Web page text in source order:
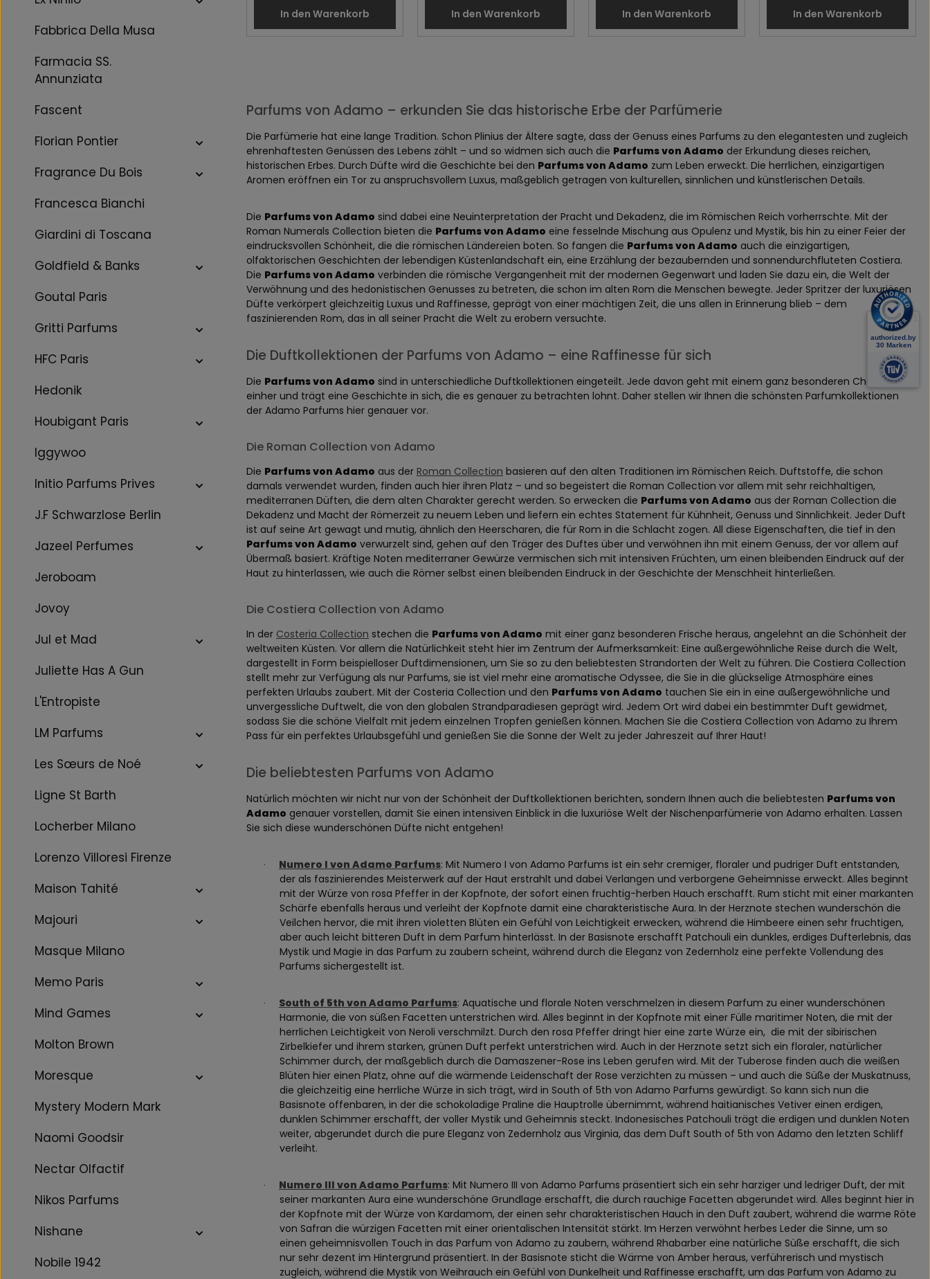
Fabbrica Della Musa
Farmacia SS.
Annunziata
Fascent
Florian Pontier
Fragrance Du Bois
Francesca Bianchi
Giardini di Toscana
Goldfield & Banks
Goutal Paris
Gritti Parfums
HFC Paris
Hedonik
Houbigant Paris
Iggywoo
Initio Parfums Prives
J.F Schwarzlose Berlin
Jazeel Perfumes
Jeroboam
Jovoy
Jul et Mad
Juliette Has A Gun
L'Entropiste
LM Parfums
Les Sœurs de Noé
Ligne St Barth
Locherber Milano
Lorenzo Villoresi Firenze
Maison Tahité
Majouri
Masque Milano
Memo Paris
Mind Games
Molton Brown
Moresque
Mystery Modern Mark
Naomi Goodsir
Nectar Olfactif
Nikos Parfums
Nishane
Nobile 1942
In den Warenkorb In den Warenkorb In den Warenkorb In den Warenkorb
Parfums von Adamo – erkunden Sie das historische Erbe der Parfümerie
Die Parfümerie hat eine lange Tradition. Schon Plinius der Ältere sagte, dass der Genuss eines Parfums zu den elegantesten und zugleich
ehrenhaftesten Genüssen des Lebens zählt – und so widmen sich auch die Parfums von Adamo der Erkundung dieses reichen,
historischen Erbes. Durch Düfte wird die Geschichte bei den Parfums von Adamo zum Leben erweckt. Die herrlichen, einzigartigen
Aromen eröffnen ein Tor zu anspruchsvollem Luxus, maßgeblich getragen von kulturellen, sinnlichen und künstlerischen Details.
Die Parfums von Adamo sind dabei eine Neuinterpretation der Pracht und Dekadenz, die im Römischen Reich vorherrschte. Mit der
Roman Numerals Collection bieten die Parfums von Adamo eine fesselnde Mischung aus Opulenz und Mystik, bis hin zu einer Feier der
eindrucksvollen Schönheit, die die römischen Ländereien boten. So fangen die Parfums von Adamo auch die einzigartigen,
olfaktorischen Geschichten der lebendigen Küstenlandschaft ein, eine Erzählung der bezaubernden und sonnendurchfluteten Costiera.
Die Parfums von Adamo verbinden die römische Vergangenheit mit der modernen Gegenwart und laden Sie dazu ein, die Welt der
Verwöhnung und des hedonistischen Genusses zu betreten, die schon im alten Rom die Menschen bewegte. Jeder Spritzer der luxuriösen
Düfte verkörpert gleichzeitig Luxus und Raffinesse, geprägt von einer mächtigen Zeit, die uns allen in Erinnerung blieb – dem
faszinierenden Rom, das in all seiner Pracht die Welt zu erobern versuchte.
Die Duftkollektionen der Parfums von Adamo – eine Raffinesse für sich
Die Parfums von Adamo sind in unterschiedliche Duftkollektionen eingeteilt. Jede davon geht mit einem ganz besonderen Charakter
einher und trägt eine Geschichte in sich, die es genauer zu betrachten lohnt. Daher stellen wir Ihnen die schönsten Parfumkollektionen
der Adamo Parfums hier genauer vor.
Die Roman Collection von Adamo
Die Parfums von Adamo aus der Roman Collection basieren auf den alten Traditionen im Römischen Reich. Duftstoffe, die schon
damals verwendet wurden, finden auch hier ihren Platz – und so begeistert die Roman Collection vor allem mit sehr reichhaltigen,
mediterranen Düften, die dem alten Charakter gerecht werden. So erwecken die Parfums von Adamo aus der Roman Collection die
Dekadenz und Macht der Römerzeit zu neuem Leben und liefern ein echtes Statement für Kühnheit, Genuss und Sinnlichkeit. Jeder Duft
ist auf seine Art gewagt und mutig, ähnlich den Heerscharen, die für Rom in die Schlacht zogen. All diese Eigenschaften, die tief in den
Parfums von Adamo verwurzelt sind, gehen auf den Träger des Duftes über und verwöhnen ihn mit einem Genuss, der vor allem auf
Übermaß basiert. Kräftige Noten mediterraner Gewürze vermischen sich mit intensiven Früchten, um einen bleibenden Eindruck auf der
Haut zu hinterlassen, wie auch die Römer selbst einen bleibenden Eindruck in der Geschichte der Menschheit hinterließen.
Die Costiera Collection von Adamo
In der Costeria Collection stechen die Parfums von Adamo mit einer ganz besonderen Frische heraus, angelehnt an die Schönheit der
weltweiten Küsten. Vor allem die Natürlichkeit steht hier im Zentrum der Aufmerksamkeit: Eine außergewöhnliche Reise durch die Welt,
dargestellt in Form beispielloser Duftdimensionen, um Sie so zu den beliebtesten Strandorten der Welt zu führen. Die Costiera Collection
stellt mehr zur Verfügung als nur Parfums, sie ist viel mehr eine aromatische Odyssee, die Sie in die glückselige Atmosphäre eines
perfekten Urlaubs zaubert. Mit der Costeria Collection und den Parfums von Adamo tauchen Sie ein in eine außergewöhnliche und
unvergessliche Duftwelt, die von den globalen Strandparadiesen geprägt wird. Jedem Ort wird dabei ein bestimmter Duft gewidmet,
sodass Sie die schöne Vielfalt mit jedem einzelnen Tropfen genießen können. Machen Sie die Costiera Collection von Adamo zu Ihrem
Pass für ein perfektes Urlaubsgefühl und genießen Sie die Sonne der Welt zu jeder Jahreszeit auf Ihrer Haut!
Die beliebtesten Parfums von Adamo
Natürlich möchten wir nicht nur von der Schönheit der Duftkollektionen berichten, sondern Ihnen auch die beliebtesten Parfums von
Adamo genauer vorstellen, damit Sie einen intensiven Einblick in die luxuriöse Welt der Nischenparfümerie von Adamo erhalten. Lassen
Sie sich diese wunderschönen Düfte nicht entgehen!
· Numero I von Adamo Parfums: Mit Numero I von Adamo Parfums ist ein sehr cremiger, floraler und pudriger Duft entstanden,
der als faszinierendes Meisterwerk auf der Haut erstrahlt und dabei Verlangen und verborgene Geheimnisse erweckt. Alles beginnt
mit der Würze von rosa Pfeffer in der Kopfnote, der sofort einen fruchtig-herben Hauch erschafft. Rum sticht mit einer markanten
Schärfe ebenfalls heraus und verleiht der Kopfnote damit eine charakteristische Aura. In der Herznote stechen wunderschön die
Veilchen hervor, die mit ihren violetten Blüten ein Gefühl von Leichtigkeit erwecken, während die Himbeere einen sehr fruchtigen,
aber auch leicht bitteren Duft in dem Parfum hinterlässt. In der Basisnote erschafft Patchouli ein dunkles, erdiges Dufterlebnis, das
Mystik und Magie in das Parfum zu zaubern scheint, während durch die Eleganz von Zedernholz eine perfekte Vollendung des
Parfums sichergestellt ist.
· South of 5th von Adamo Parfums: Aquatische und florale Noten verschmelzen in diesem Parfum zu einer wunderschönen
Harmonie, die von süßen Facetten unterstrichen wird. Alles beginnt in der Kopfnote mit einer Fülle maritimer Noten, die mit der
herrlichen Leichtigkeit von Neroli verschmilzt. Durch den rosa Pfeffer dringt hier eine zarte Würze ein, die mit der sibirischen
Zirbelkiefer und ihrem starken, grünen Duft perfekt unterstrichen wird. Auch in der Herznote setzt sich ein floraler, natürlicher
Schimmer durch, der maßgeblich durch die Damaszener-Rose ins Leben gerufen wird. Mit der Tuberose finden auch die weißen
Blüten hier einen Platz, ohne auf die wärmende Leidenschaft der Rose verzichten zu müssen – und auch die Süße der Muskatnuss,
die gleichzeitig eine herrliche Würze in sich trägt, wird in South of 5th von Adamo Parfums gewürdigt. So kann sich nun die
Basisnote offenbaren, in der die schokoladige Praline die Hauptrolle übernimmt, während haitianisches Vetiver einen erdigen,
dunklen Schimmer erschafft, der voller Mystik und Geheimnis steckt. Indonesisches Patchouli trägt die erdigen und dunklen Noten
weiter, abgerundet durch die pure Eleganz von Zedernholz aus Virginia, das dem Duft South of 5th von Adamo den letzten Schliff
verleiht.
· Numero III von Adamo Parfums: Mit Numero III von Adamo Parfums präsentiert sich ein sehr harziger und ledriger Duft, der mit
seiner markanten Aura eine wunderschöne Grundlage erschafft, die durch rauchige Facetten abgerundet wird. Alles beginnt hier in
der Kopfnote mit der Würze von Kardamom, der einen sehr charakteristischen Hauch in den Duft zaubert, während die warme Röte
von Safran die würzigen Facetten mit einer orientalischen Intensität stärkt. Im Herzen verwöhnt herbes Leder die Sinne, um so
einen geheimnisvollen Touch in das Parfum von Adamo zu zaubern, während Rhabarber eine natürliche Süße erschafft, die sich
nur sehr dezent im Hintergrund präsentiert. In der Basisnote sticht die Wärme von Amber heraus, verführerisch und mystisch
zugleich, während die Mystik von Weihrauch ein Gefühl von Dunkelheit und Raffinesse erschafft, um das Parfum von Adamo zu